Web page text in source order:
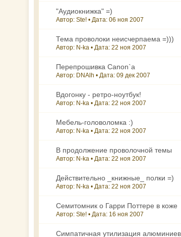
"Аудиокнижка" =)
Автор: Ste! • Дата:06 ноя 2007
Тема проволоки неисчерпаема =)))
Автор: N-ka • Дата:22 ноя 2007
Перепрошивка Canon`а
Автор: DNAlh • Дата:09 дек 2007
Вдогонку - ретро-ноутбук!
Автор: N-ka • Дата:22 ноя 2007
Мебель-головоломка :)
Автор: N-ka • Дата:22 ноя 2007
В продолжение проволочной темы
Автор: N-ka • Дата:22 ноя 2007
Действительно _книжные_ полки =)
Автор: N-ka • Дата:22 ноя 2007
Семитомник о Гарри Поттере в коже
Автор: Ste! • Дата: 16 ноя 2007
Симпатичная утилизация